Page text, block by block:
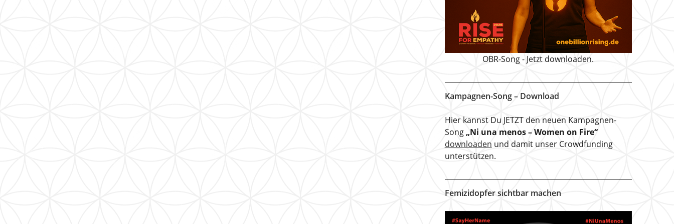
OBR-Song - Jetzt downloaden.
Kampagnen-Song – Download
Hier kannst Du JETZT den neuen Kampagnen-
Song „Ni una menos – Women on Fire“
downloaden und damit unser Crowdfunding
unterstützen.
Femizidopfer sichtbar machen